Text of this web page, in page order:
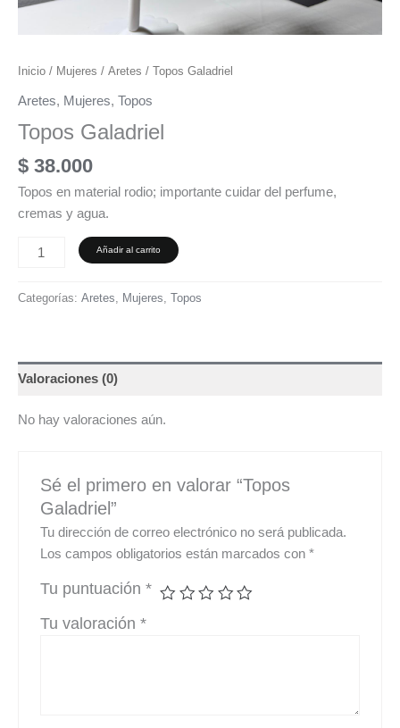
Inicio / Mujeres / Aretes / Topos Galadriel
Aretes, Mujeres, Topos
Topos Galadriel
$ 38.000
Topos en material rodio; importante cuidar del perfume,
cremas y agua.
Añadir al carrito
Categorías: Aretes, Mujeres, Topos
Valoraciones (0)
No hay valoraciones aún.
Sé el primero en valorar “Topos
Galadriel”
Tu dirección de correo electrónico no será publicada.
Los campos obligatorios están marcados con*
Tu puntuación*
Tu valoración*